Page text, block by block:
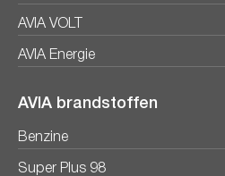
AVIA VOLT
AVIA Energie
AVIA brandstoffen
Benzine
Super Plus 98